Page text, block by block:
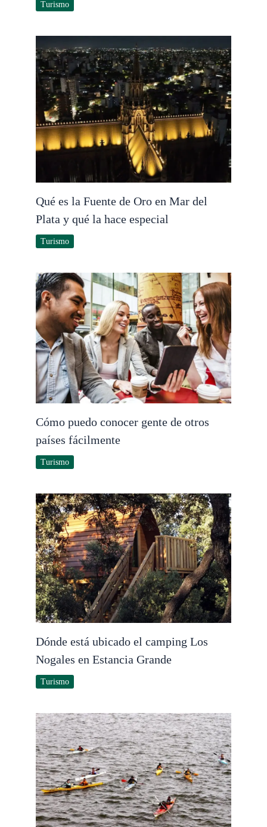
Turismo
Qué es la Fuente de Oro en Mar del
Plata y qué la hace especial
Turismo
Cómo puedo conocer gente de otros
países fácilmente
Turismo
Dónde está ubicado el camping Los
Nogales en Estancia Grande
Turismo